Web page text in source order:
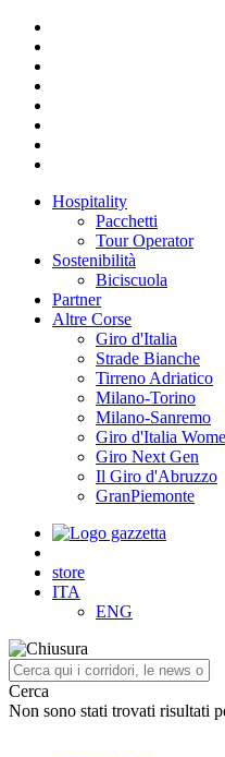
Hospitality
Pacchetti
Tour Operator
Sostenibilità
Biciscuola
Partner
Altre Corse
Giro d'Italia
Strade Bianche
Tirreno Adriatico
Milano-Torino
Milano-Sanremo
Giro d'Italia
Giro Next Gen
Il Giro d'Abruzzo
GranPiemonte
store
ITA
ENG
Cerca
Non sono stati trovati risultati